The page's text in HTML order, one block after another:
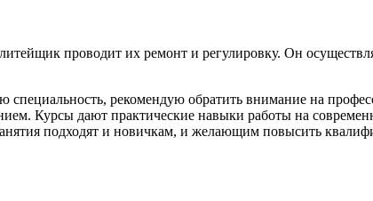
проводит их ремонт и регулировку. Он
специальность, рекомендую обратить внимание на
Курсы дают практические навыки работы на
подходят и новичкам, и желающим повысить